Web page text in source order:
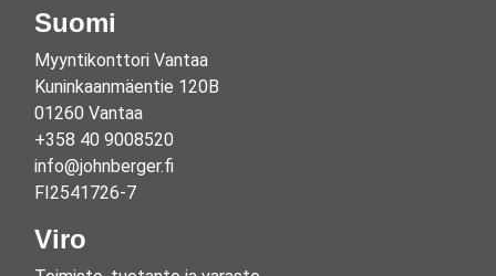
Suomi
Myyntikonttori Vantaa
Kuninkaanmäentie 120B
01260 Vantaa
+358 40 9008520
info@johnberger.fi
FI2541726-7
Viro